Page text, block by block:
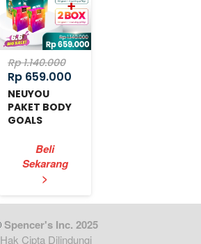
Rp 1.140.000
Rp 659.000
NEUYOU
PAKET BODY
GOALS
`
Beli
Sekarang
>
Spencer's Inc. 2025
Hak Cipta Dilindungi